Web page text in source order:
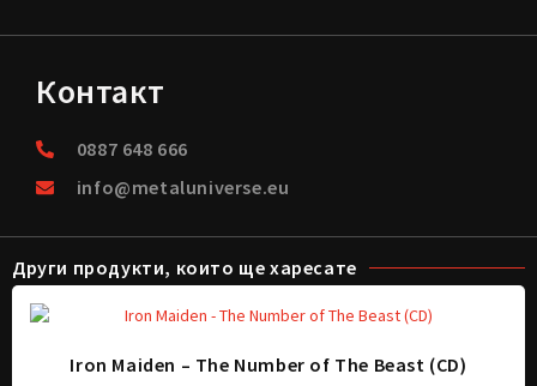
Контакт
0887 648 666
info@metaluniverse.eu
Други продукти, които ще харесате
Iron Maiden – The Number of The Beast (CD)